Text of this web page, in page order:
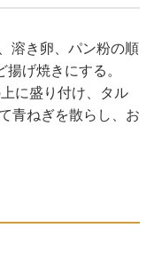
溶き卵、パン粉の順
げ焼きにする。
に盛り付け、タル
青ねぎを散らし、お